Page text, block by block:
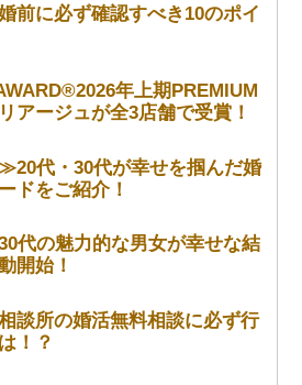
前に必ず確認すべき10のポイ
年上期PREMIUM
アージュが全3店舗で受賞！
代・30代が幸せを掴んだ婚
ドをご紹介！
代の魅力的な男女が幸せな結
開始！
談所の婚活無料相談に必ず行
！？